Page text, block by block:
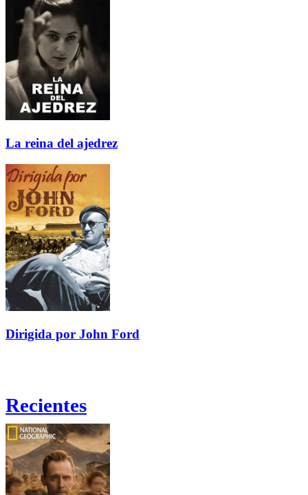
La reina del ajedrez
Dirigida por John Ford
Recientes